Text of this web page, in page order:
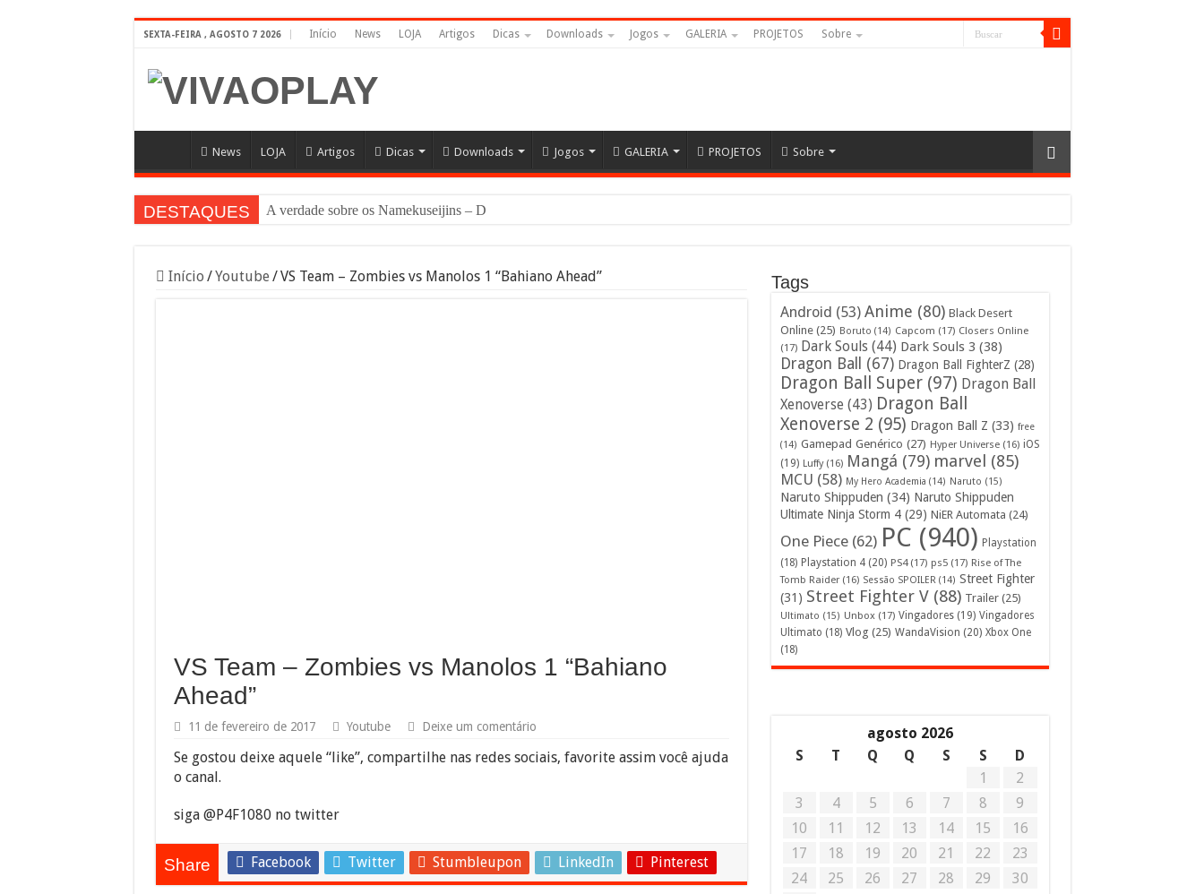
SEXTA-FEIRA , AGOSTO 7 2026 Início News LOJA Artigos Dicas Downloads Jogos GALERIA PROJETOS Sobre
News LOJA Artigos Dicas Downloads Jogos GALERIA PROJETOS Sobre
DESTAQUES A verdade sobre os Namekuseijins – DRAGON BALL #N
Início /Youtube /VS Team – Zombies vs Manolos 1 “Bahiano Ahead”
VS Team – Zombies vs Manolos 1 “Bahiano
Ahead”
11 de fevereiro de 2017 Youtube Deixe um comentário
Se gostou deixe aquele “like”, compartilhe nas redes sociais, favorite assim você ajuda
o canal.
siga @P4F1080 no twitter
Share Facebook Twitter Stumbleupon LinkedIn Pinterest
Tags
Android (53) Anime (80) Black Desert
Online(25) Boruto (14) Capcom (17) Closers Online
(17) Dark Souls(44) Dark Souls 3 (38)
Dragon Ball (67) Dragon Ball FighterZ (28)
Dragon Ball Super(97) Dragon Ball
Xenoverse (43) Dragon Ball
Xenoverse 2 (95) Dragon Ball Z (33) free
(14) Gamepad Genérico (27) Hyper Universe(16) iOS
(19) Luffy(16) Mangá (79) marvel (85)
MCU (58) My Hero Academia (14) Naruto (15)
Naruto Shippuden (34) Naruto Shippuden
Ultimate Ninja Storm 4(29) NiER Automata (24)
One Piece(62) PC (940) Playstation
(18) Playstation 4(20) PS4(17) ps5(17) Rise of The
Tomb Raider(16) Sessão SPOILER(14) Street Fighter
(31) Street Fighter V(88) Trailer(25)
Ultimato (15) Unbox(17) Vingadores(19) Vingadores
Ultimato (18) Vlog (25) WandaVision (20) Xbox One
(18)
agosto 2026
S
T Q Q S S
D
1
2
3
4 5 6 7 8
9
10
11 12 13 14 15
16
17
18 19 20 21 22
23
24
25 26 27 28 29
30